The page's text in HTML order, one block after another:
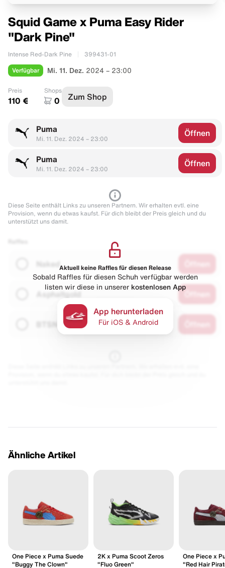
Squid Game x Puma Easy Rider
"Dark Pine"
Intense Red-Dark Pine 399431-01
Verfügbar Mi. 11. Dez. 2024 – 23:00
Preis
110 €
Shops
0 Zum Shop
Puma
Mi. 11. Dez. 2024 – 23:00
Öffnen
Puma
Mi. 11. Dez. 2024 – 23:00
Öffnen
Diese Seite enthält Links zu unseren Partnern. Wir erhalten evtl. eine
Provision, wenn du etwas kaufst. Für dich bleibt der Preis gleich und du
unterstützt uns damit.
Naked
Asphaltgold
Aktuell keine Raffles für diesen Release
Sobald Raffles für diesen Schuh verfügbar werden
listen wir diese in unserer kostenlosen App
App herunterladen
Für iOS & Android
Ähnliche Artikel
One Piece x Puma Suede
"Buggy The Clown"
2K x Puma Scoot Zeros
"Fluo Green"
One Piece x
"Red Hair